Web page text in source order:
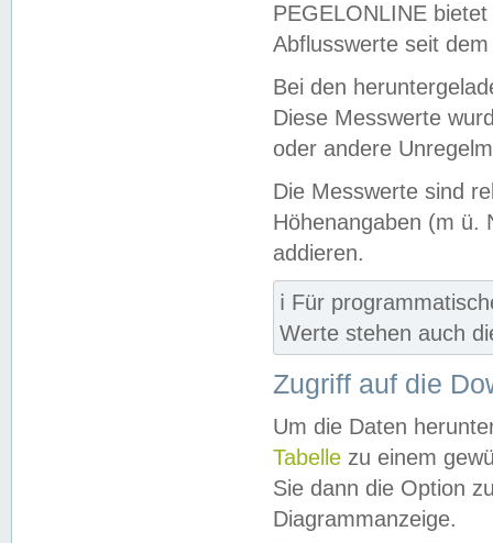
PEGELONLINE
Abflusswerte seit
Bei den
Diese Messwerte
oder andere
Die Messwerte sind
Höhenangaben (m ü.
addieren.
ℹ️ Für
Werte stehen auch
Zugriff auf die
Um die Daten
Tabelle zu einem
Sie dann die Option
Diagrammanzeige.